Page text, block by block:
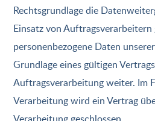
Rechtsgrundlage die
Einsatz von
personenbezogene Daten
Grundlage eines gültigen
Auftragsverarbeitung weiter. Im
Verarbeitung wird ein Vertrag